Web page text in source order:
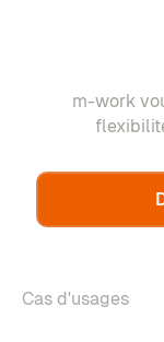
m-work
Cas d'usages